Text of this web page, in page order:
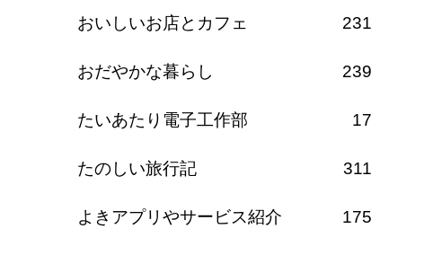
おいしいお店とカフェ 231
おだやかな暮らし 239
たいあたり電子工作部 17
たのしい旅行記 311
よきアプリやサービス紹介 175